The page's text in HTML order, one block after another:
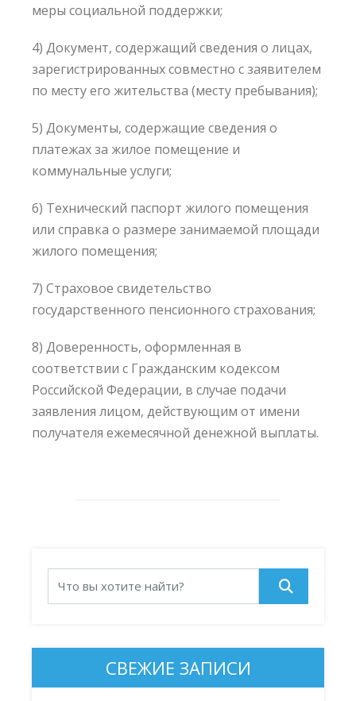
меры социальной поддержки;
4) Документ, содержащий сведения о лицах,
зарегистрированных совместно с заявителем
по месту его жительства (месту пребывания);
5) Документы, содержащие сведения о
платежах за жилое помещение и
коммунальные услуги;
6) Технический паспорт жилого помещения
или справка о размере занимаемой площади
жилого помещения;
7) Страховое свидетельство
государственного пенсионного страхования;
8) Доверенность, оформленная в
соответствии с Гражданским кодексом
Российской Федерации, в случае подачи
заявления лицом, действующим от имени
получателя ежемесячной денежной выплаты.
СВЕЖИЕ ЗАПИСИ